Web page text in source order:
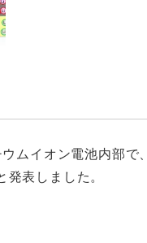
ムイオン電池内部で
表しました。